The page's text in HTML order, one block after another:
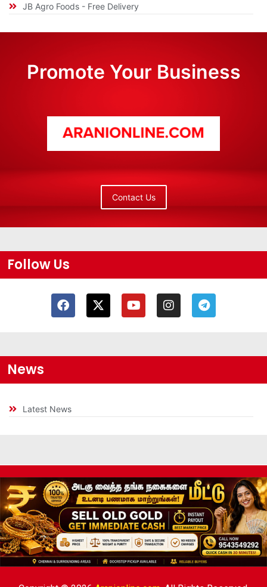
JB Agro Foods - Free Delivery
Promote Your Business
Contact Us
Follow Us
News
Latest News